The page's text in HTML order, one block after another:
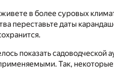
в более суровых
переставьте даты
показать
Так,